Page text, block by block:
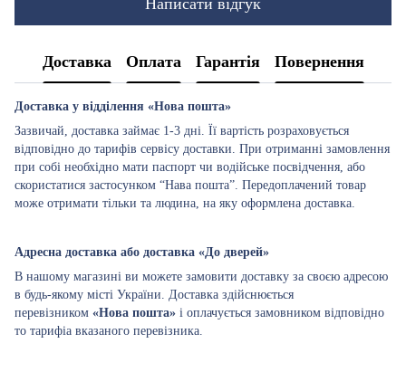
Доставка Оплата Гарантія Повернення
Доставка у відділення «Нова пошта»
Зазвичай, доставка займає 1-3 дні. Її вартість розраховується
відповідно до тарифів сервісу доставки. При отриманні замовлення
при собі необхідно мати паспорт чи водійське посвідчення, або
скористатися застосунком “Нава пошта”. Передоплачений товар
може отримати тільки та людина, на яку оформлена доставка.
Адресна доставка або доставка «До дверей»
В нашому магазині ви можете замовити доставку за своєю адресою
в будь-якому місті України. Доставка здійснюється
перевізником «Нова пошта» і оплачується замовником відповідно
то тарифіа вказаного перевізника.